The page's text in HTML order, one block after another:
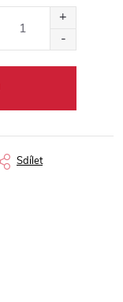
Sdílet